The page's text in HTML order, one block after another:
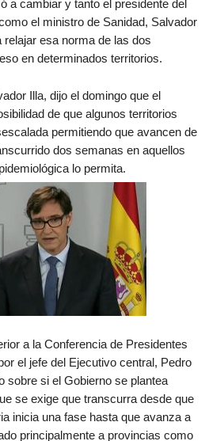
a cambiar y tanto el presidente del
el ministro de Sanidad, Salvador
esa norma de las dos
en determinados territorios.
Illa, dijo el domingo que el
de que algunos territorios
permitiendo que avancen de
dos semanas en aquellos
lo permita.
a la Conferencia de Presidentes
el jefe del Ejecutivo central, Pedro
sobre si el Gobierno se plantea
se exige que transcurra desde que
inicia una fase hasta que avanza a
principalmente a provincias como